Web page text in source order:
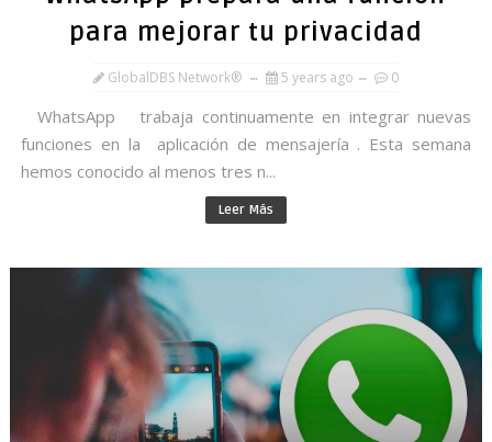
para mejorar tu privacidad
GlobalDBS Network® 5 years ago 0
WhatsApp trabaja continuamente en integrar nuevas
funciones en la aplicación de mensajería . Esta semana
hemos conocido al menos tres n...
Leer Más